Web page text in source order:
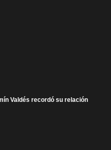
Valdés recordó su relación